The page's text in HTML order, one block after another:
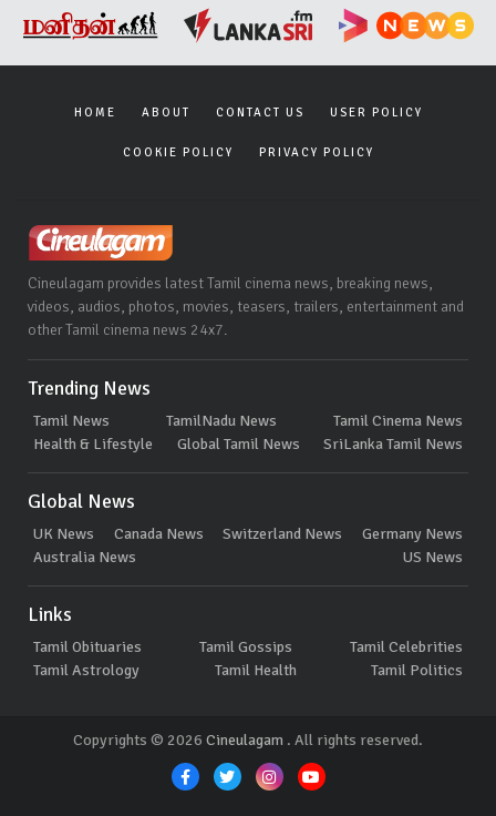
HOME ABOUT CONTACT US USER POLICY
COOKIE POLICY PRIVACY POLICY
Cineulagam provides latest Tamil cinema news, breaking news,
videos, audios, photos, movies, teasers, trailers, entertainment and
other Tamil cinema news 24x7.
Trending News
Tamil News TamilNadu News
Tamil Cinema News
Health & Lifestyle
Global Tamil News SriLanka Tamil News
Global News
UK News Canada News Switzerland News
Germany News
Australia News
US News
Links
Tamil Obituaries Tamil Gossips
Tamil Celebrities
Tamil Astrology
Tamil Health Tamil Politics
Copyrights © 2026 Cineulagam . All rights reserved.